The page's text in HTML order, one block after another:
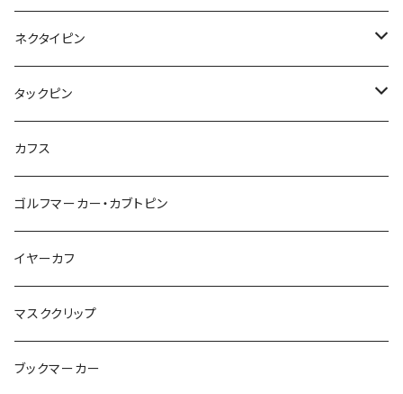
マーブル
カメオ
星
鳥
マーブル
こいのぼり
てんとう虫
鳥
食品
ハロウィン
カモフラージュ
square
天使
リボン
Bubble
ブタ
フルーツ
アイスクリーム
マーブル
音楽
カメオ
ハート
モザイク
羊
牛
カメ
イルカ
カエル
月
惑星
星
こいのぼり
カメラ
音楽
バイオリン
ピアノ
カメオ
バルーン
マーメイド
ハート
アルファベット
ハロウィン
紐
鳥
バルーン
マーブル
マーブル
鳥
星
アルファベット
ハロウィン
カメオ
2トーン
ネクタイピン
結び
スクエア
タックピン
結び
カフス
ゴルフマーカー・カブトピン
イヤーカフ
マスククリップ
ブックマーカー